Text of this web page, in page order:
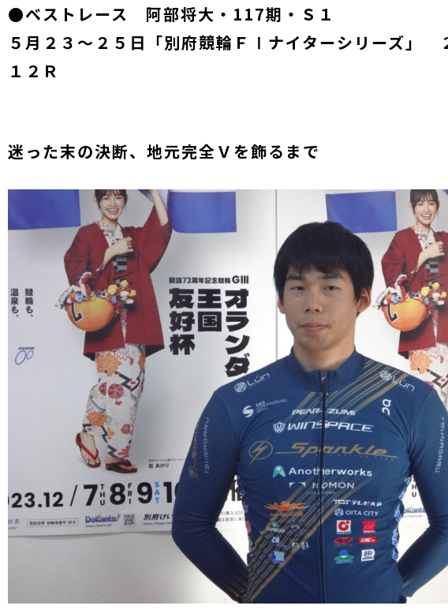
●ベストレース 阿部将大・117期・Ｓ１
５月２３～２５日「別府競輪ＦⅠナイターシリーズ」
１２Ｒ
迷った末の決断、地元完全Ｖを飾るまで